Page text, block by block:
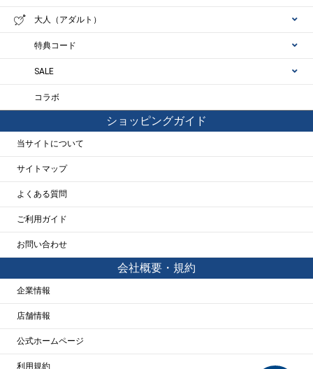
大人（アダルト）
特典コード
SALE
コラボ
ショッピングガイド
当サイトについて
サイトマップ
よくある質問
ご利用ガイド
お問い合わせ
会社概要・規約
企業情報
店舗情報
公式ホームページ
利用規約